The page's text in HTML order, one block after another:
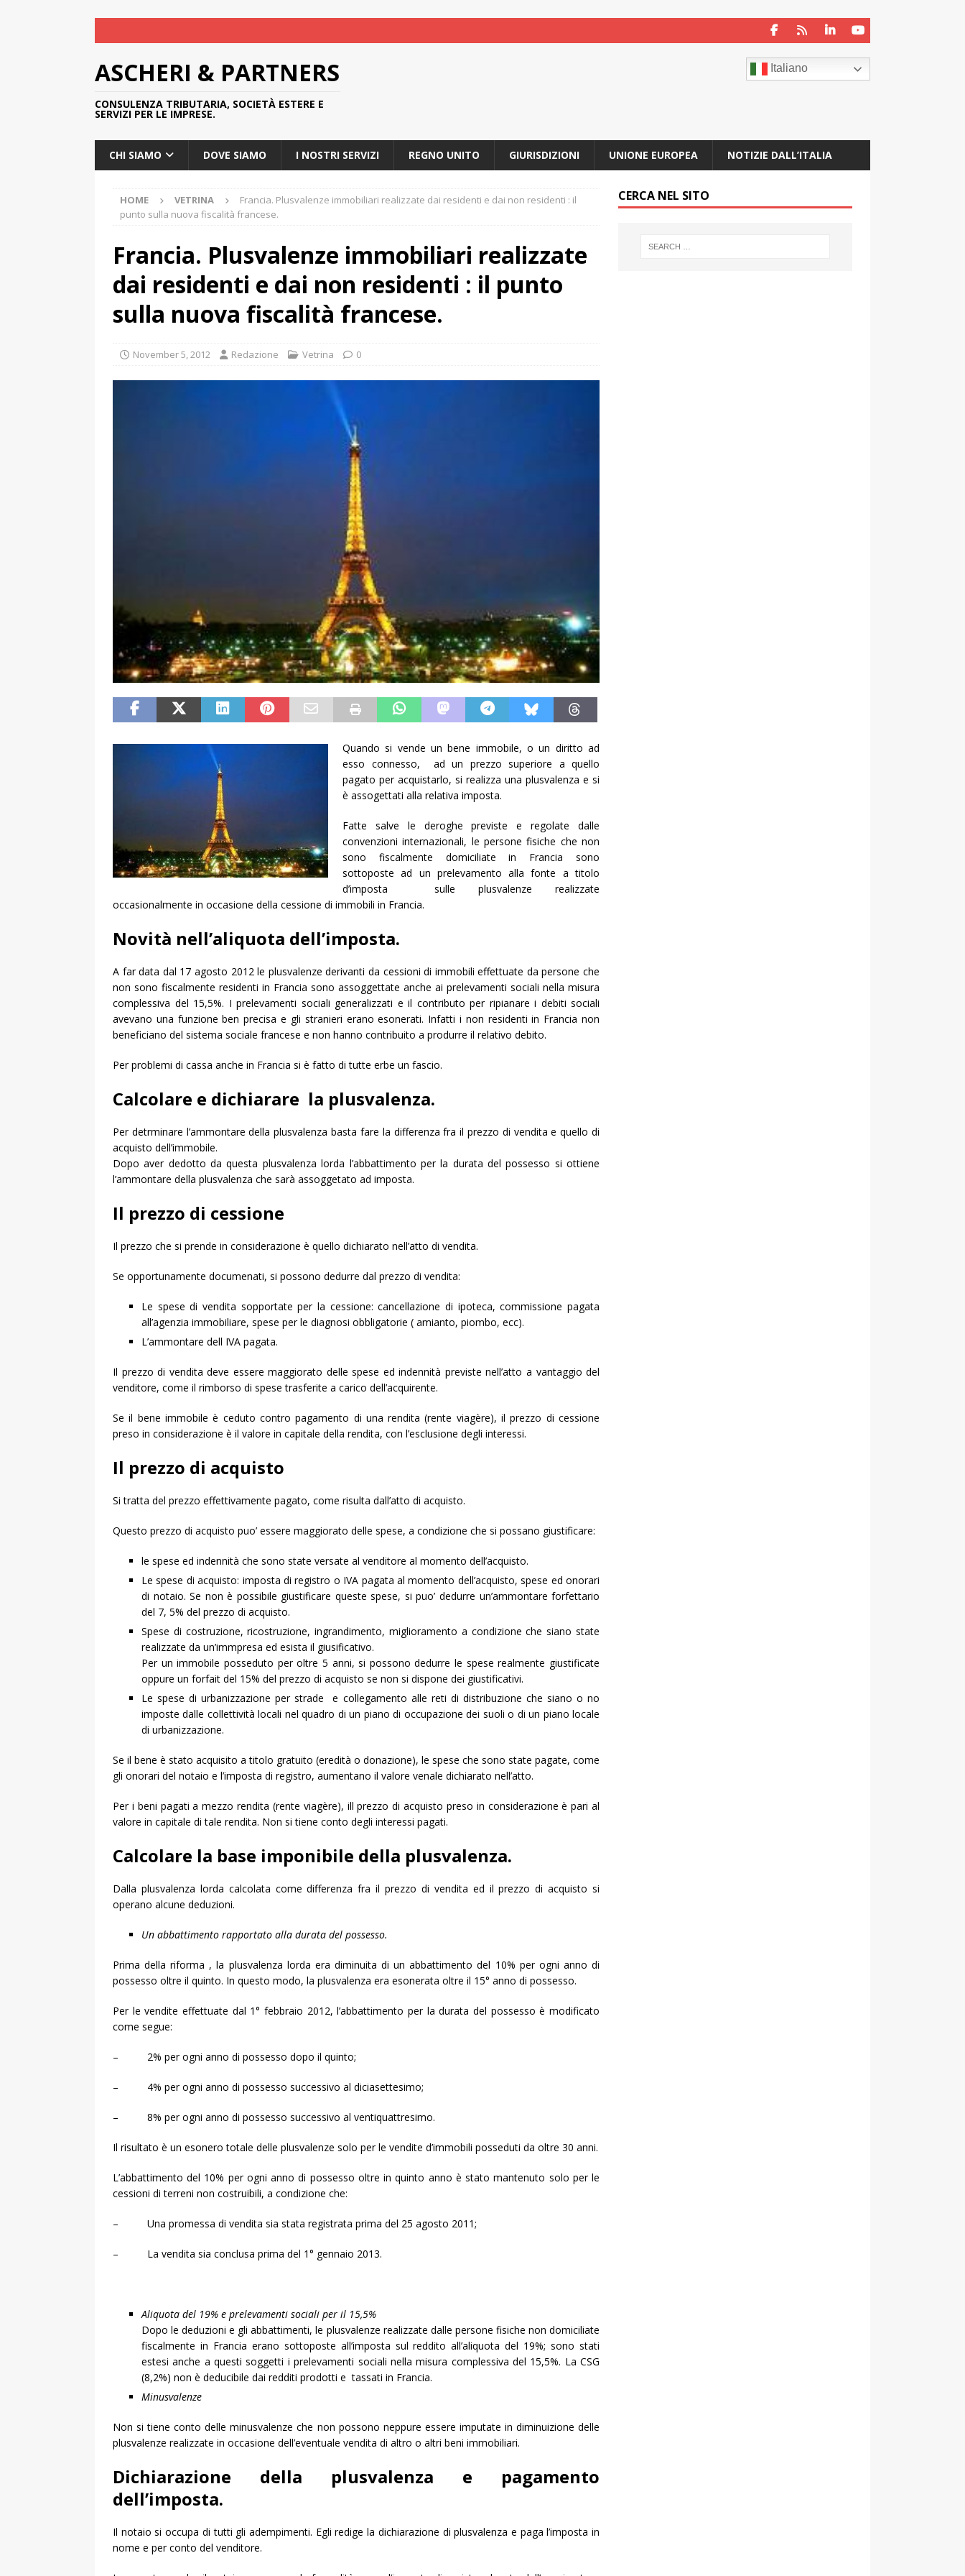
ASCHERI & PARTNERS
CONSULENZA TRIBUTARIA, SOCIETÀ ESTERE E
SERVIZI PER LE IMPRESE.
Italiano
CHI SIAMO DOVE SIAMO I NOSTRI SERVIZI REGNO UNITO GIURISDIZIONI UNIONE EUROPEA NOTIZIE DALL’ITALIA
HOME VETRINA
Francia. Plusvalenze immobiliari realizzate dai residenti e dai non residenti : il
punto sulla nuova fiscalità francese.
Francia. Plusvalenze immobiliari realizzate
dai residenti e dai non residenti : il punto
sulla nuova fiscalità francese.
November 5, 2012 Redazione Vetrina 0
Quando si vende un bene immobile, o un diritto ad
esso connesso, ad un prezzo superiore a quello
pagato per acquistarlo, si realizza una plusvalenza e si
è assogettati alla relativa imposta.
Fatte salve le deroghe previste e regolate dalle
convenzioni internazionali, le persone fisiche che non
sono fiscalmente domiciliate in Francia sono
sottoposte ad un prelevamento alla fonte a titolo
d’imposta sulle plusvalenze realizzate
occasionalmente in occasione della cessione di immobili in Francia.
Novità nell’aliquota dell’imposta.
A far data dal 17 agosto 2012 le plusvalenze derivanti da cessioni di immobili effettuate da persone che
non sono fiscalmente residenti in Francia sono assoggettate anche ai prelevamenti sociali nella misura
complessiva del 15,5%. I prelevamenti sociali generalizzati e il contributo per ripianare i debiti sociali
avevano una funzione ben precisa e gli stranieri erano esonerati. Infatti i non residenti in Francia non
beneficiano del sistema sociale francese e non hanno contribuito a produrre il relativo debito.
Per problemi di cassa anche in Francia si è fatto di tutte erbe un fascio.
Calcolare e dichiarare la plusvalenza.
Per detrminare l’ammontare della plusvalenza basta fare la differenza fra il prezzo di vendita e quello di
acquisto dell’immobile.
Dopo aver dedotto da questa plusvalenza lorda l’abbattimento per la durata del possesso si ottiene
l’ammontare della plusvalenza che sarà assoggetato ad imposta.
Il prezzo di cessione
Il prezzo che si prende in considerazione è quello dichiarato nell’atto di vendita.
Se opportunamente documenati, si possono dedurre dal prezzo di vendita:
Le spese di vendita sopportate per la cessione: cancellazione di ipoteca, commissione pagata
all’agenzia immobiliare, spese per le diagnosi obbligatorie ( amianto, piombo, ecc).
L’ammontare dell IVA pagata.
Il prezzo di vendita deve essere maggiorato delle spese ed indennità previste nell’atto a vantaggio del
venditore, come il rimborso di spese trasferite a carico dell’acquirente.
Se il bene immobile è ceduto contro pagamento di una rendita (rente viagère), il prezzo di cessione
preso in considerazione è il valore in capitale della rendita, con l’esclusione degli interessi.
Il prezzo di acquisto
Si tratta del prezzo effettivamente pagato, come risulta dall’atto di acquisto.
Questo prezzo di acquisto puo’ essere maggiorato delle spese, a condizione che si possano giustificare:
le spese ed indennità che sono state versate al venditore al momento dell’acquisto.
Le spese di acquisto: imposta di registro o IVA pagata al momento dell’acquisto, spese ed onorari
di notaio. Se non è possibile giustificare queste spese, si puo’ dedurre un’ammontare forfettario
del 7, 5% del prezzo di acquisto.
Spese di costruzione, ricostruzione, ingrandimento, miglioramento a condizione che siano state
realizzate da un’immpresa ed esista il giusificativo.
Per un immobile posseduto per oltre 5 anni, si possono dedurre le spese realmente giustificate
oppure un forfait del 15% del prezzo di acquisto se non si dispone dei giustificativi.
Le spese di urbanizzazione per strade e collegamento alle reti di distribuzione che siano o no
imposte dalle collettività locali nel quadro di un piano di occupazione dei suoli o di un piano locale
di urbanizzazione.
Se il bene è stato acquisito a titolo gratuito (eredità o donazione), le spese che sono state pagate, come
gli onorari del notaio e l’imposta di registro, aumentano il valore venale dichiarato nell’atto.
Per i beni pagati a mezzo rendita (rente viagère), ill prezzo di acquisto preso in considerazione è pari al
valore in capitale di tale rendita. Non si tiene conto degli interessi pagati.
Calcolare la base imponibile della plusvalenza.
Dalla plusvalenza lorda calcolata come differenza fra il prezzo di vendita ed il prezzo di acquisto si
operano alcune deduzioni.
Un abbattimento rapportato alla durata del possesso.
Prima della riforma , la plusvalenza lorda era diminuita di un abbattimento del 10% per ogni anno di
possesso oltre il quinto. In questo modo, la plusvalenza era esonerata oltre il 15° anno di possesso.
Per le vendite effettuate dal 1° febbraio 2012, l’abbattimento per la durata del possesso è modificato
come segue:
– 2% per ogni anno di possesso dopo il quinto;
– 4% per ogni anno di possesso successivo al diciasettesimo;
– 8% per ogni anno di possesso successivo al ventiquattresimo.
Il risultato è un esonero totale delle plusvalenze solo per le vendite d’immobili posseduti da oltre 30 anni.
L’abbattimento del 10% per ogni anno di possesso oltre in quinto anno è stato mantenuto solo per le
cessioni di terreni non costruibili, a condizione che:
– Una promessa di vendita sia stata registrata prima del 25 agosto 2011;
– La vendita sia conclusa prima del 1° gennaio 2013.
Aliquota del 19% e prelevamenti sociali per il 15,5%
Dopo le deduzioni e gli abbattimenti, le plusvalenze realizzate dalle persone fisiche non domiciliate
fiscalmente in Francia erano sottoposte all’imposta sul reddito all’aliquota del 19%; sono stati
estesi anche a questi soggetti i prelevamenti sociali nella misura complessiva del 15,5%. La CSG
(8,2%) non è deducibile dai redditi prodotti e tassati in Francia.
Minusvalenze
Non si tiene conto delle minusvalenze che non possono neppure essere imputate in diminuizione delle
plusvalenze realizzate in occasione dell’eventuale vendita di altro o altri beni immobiliari.
Dichiarazione della plusvalenza e pagamento
dell’imposta.
Il notaio si occupa di tutti gli adempimenti. Egli redige la dichiarazione di plusvalenza e paga l’imposta in
nome e per conto del venditore.
CERCA NEL SITO